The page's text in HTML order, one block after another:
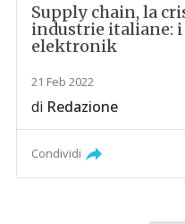
Supply chain, la
industrie italiane:
elektronik
21 Feb 2022
di Redazione
Condividi